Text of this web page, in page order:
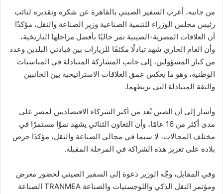
من جانبه، أعرب السفير الصيني بالقاهرة عن شكره وتقديره لنائب
رئيس مجلس الوزراء للتنمية الصناعية وزير الصناعة والنقل، مؤكدًا
أن العلاقات المصرية-الصينية تمر حاليًا بأفضل مراحلها التاريخية،
وأن العام الجاري شهد تبادلًا مكثفًا للزيارات بين قيادتي البلدين وعدد
من كبار المسؤولين، إلى جانب المشاركة المتبادلة في المناسبات
الوطنية، وهو ما يعكس عمق العلاقات الاستراتيجية بين الجانبين
والثقة المتبادلة التي تربطهما.
وأشار إلى أن الصين تُعد من أكبر الشركاء الاقتصاديين لمصر على
مدى أكثر من 16 عامًا، وأن التعاون الثنائي يشهد نموًا مستمرًا في
مختلف المجالات، لا سيما في مجالي الصناعة والنقل، مؤكدًا حرص
بلاده على تعزيز هذه الشراكة في المرحلة المقبلة.
وفي المقابل، وجّه الوزير دعوة إلى السفير الصيني لحضور معرض
ومؤتمر النقل الذكي واللوجستيات والصناعة TRANMEA الصناعة